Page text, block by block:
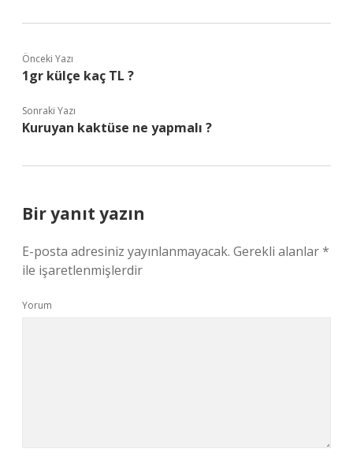
Önceki Yazı
1gr külçe kaç TL ?
Sonraki Yazı
Kuruyan kaktüse ne yapmalı ?
Bir yanıt yazın
E-posta adresiniz yayınlanmayacak. Gerekli alanlar*
ile işaretlenmişlerdir
Yorum